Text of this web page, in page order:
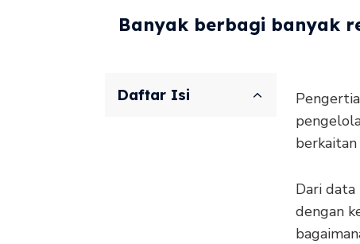
Banyak berbagi banyak
Daftar Isi
berkaitan
Dari data
dengan